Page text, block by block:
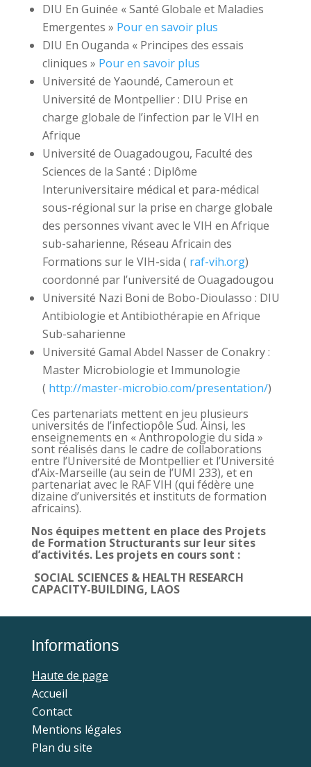
DIU En Guinée « Santé Globale et Maladies
Emergentes » Pour en savoir plus
DIU En Ouganda « Principes des essais
cliniques » Pour en savoir plus
Université de Yaoundé, Cameroun et
Université de Montpellier : DIU Prise en
charge globale de l’infection par le VIH en
Afrique
Université de Ouagadougou, Faculté des
Sciences de la Santé : Diplôme
Interuniversitaire médical et para-médical
sous-régional sur la prise en charge globale
des personnes vivant avec le VIH en Afrique
sub-saharienne, Réseau Africain des
Formations sur le VIH-sida ( raf-vih.org)
coordonné par l’université de Ouagadougou
Université Nazi Boni de Bobo-Dioulasso : DIU
Antibiologie et Antibiothérapie en Afrique
Sub-saharienne
Université Gamal Abdel Nasser de Conakry :
Master Microbiologie et Immunologie
( http://master-microbio.com/presentation/)
Ces partenariats mettent en jeu plusieurs
universités de l’infectiopôle Sud. Ainsi, les
enseignements en « Anthropologie du sida »
sont réalisés dans le cadre de collaborations
entre l’Université de Montpellier et l’Université
d’Aix-Marseille (au sein de l’UMI 233), et en
partenariat avec le RAF VIH (qui fédère une
dizaine d’universités et instituts de formation
africains).
Nos équipes mettent en place des Projets
de Formation Structurants sur leur sites
d’activités. Les projets en cours sont :
SOCIAL SCIENCES & HEALTH RESEARCH
CAPACITY-BUILDING, LAOS
Informations
Haute de page
Accueil
Contact
Mentions légales
Plan du site